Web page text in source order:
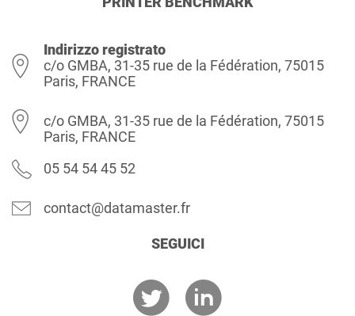
Indirizzo registrato
c/o GMBA, 31-35 rue de la Fédération, 75015
Paris, FRANCE
c/o GMBA, 31-35 rue de la Fédération, 75015
Paris, FRANCE
05 54 54 45 52
contact@datamaster.fr
SEGUICI